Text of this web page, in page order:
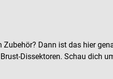
Dann ist das hier
Dissektoren. Schau dich